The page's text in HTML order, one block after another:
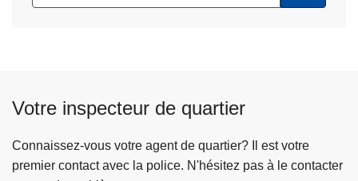
Votre inspecteur de quartier
Connaissez-vous votre agent de quartier? Il est votre
premier contact avec la police. N'hésitez pas à le contacter